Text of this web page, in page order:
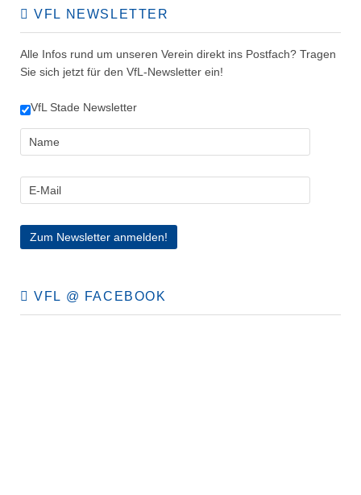
VFL NEWSLETTER
Alle Infos rund um unseren Verein direkt ins Postfach? Tragen
Sie sich jetzt für den VfL-Newsletter ein!
VfL Stade Newsletter
VFL @ FACEBOOK